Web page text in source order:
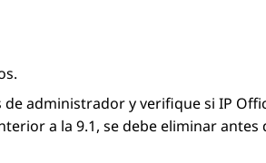
administrador y verifique si IP
a la 9.1, se debe eliminar antes